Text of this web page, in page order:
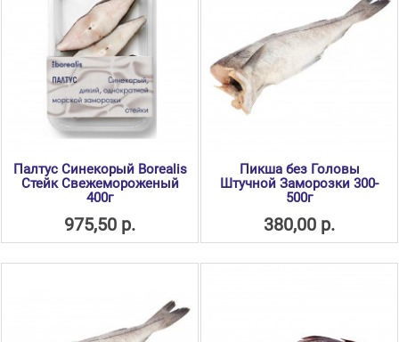
Палтус Синекорый Borealis
Стейк Свежемороженый
400г
975,50 р.
Пикша без Головы
Штучной Заморозки 300-
500г
380,00 р.